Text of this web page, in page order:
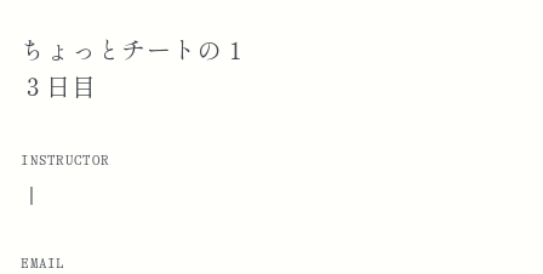
ちょっとチートの１
３日目
INSTRUCTOR
|
EMAIL